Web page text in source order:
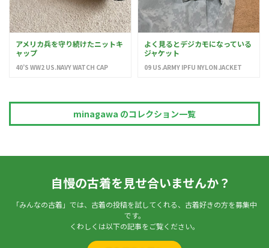
アメリカ兵を守り続けたニットキ
ャップ
40’S WW2 US.NAVY WATCH CAP
よく見るとデジカモになっている
ジャケット
09 US.ARMY IPFU NYLON JACKET
minagawa のコレクション一覧
自慢の古着を見せ合いませんか？
「みんなの古着」では、古着の投稿を試してくれる、古着好きの方を募集中
です。
くわしくは以下の記事をご覧ください。